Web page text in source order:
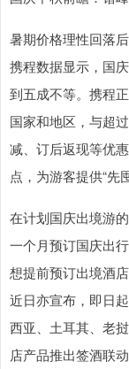
暑期价格理性回落
携程数据显示，国
到五成不等。携程
国家和地区，与超
减、订后返现等优
点，为游客提供“先
在计划国庆出境游
一个月预订国庆出
想提前预订出境酒
近日亦宣布，即日
西亚、土耳其、老
店产品推出签酒联